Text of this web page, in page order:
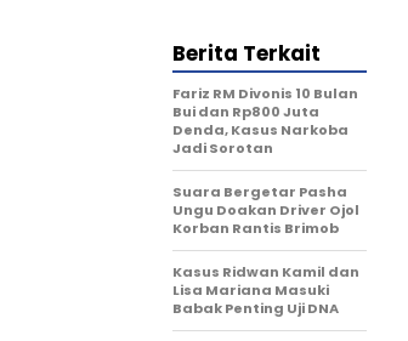
Berita Terkait
Fariz RM Divonis 10 Bulan
Bui dan Rp800 Juta
Denda, Kasus Narkoba
Jadi Sorotan
Suara Bergetar Pasha
Ungu Doakan Driver Ojol
Korban Rantis Brimob
Kasus Ridwan Kamil dan
Lisa Mariana Masuki
Babak Penting Uji DNA